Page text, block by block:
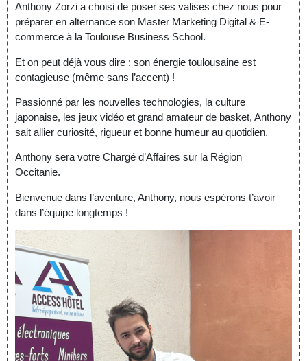
Anthony Zorzi a choisi de poser ses valises chez nous pour
préparer en alternance son Master Marketing Digital & E-
commerce à la Toulouse Business School.
Et on peut déjà vous dire : son énergie toulousaine est
contagieuse (même sans l’accent) !
Passionné par les nouvelles technologies, la culture
japonaise, les jeux vidéo et grand amateur de basket, Anthony
sait allier curiosité, rigueur et bonne humeur au quotidien.
Anthony sera votre Chargé d’Affaires sur la Région
Occitanie.
Bienvenue dans l’aventure, Anthony, nous espérons t’avoir
dans l’équipe longtemps !